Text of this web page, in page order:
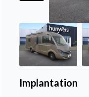
Implantation